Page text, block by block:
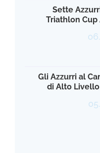
Sette
Triathlon Cup
Gli Azzurri al
di Alto